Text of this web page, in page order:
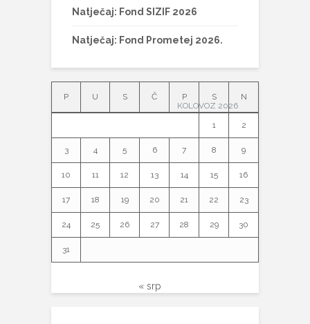
Natječaj: Fond SIZIF 2026
Natječaj: Fond Prometej 2026.
KOLOVOZ 2026
P U S Č P S N
1 2
3 4 5 6 7 8 9
10 11 12 13 14 15 16
17 18 19 20 21 22 23
24 25 26 27 28 29 30
31
« srp